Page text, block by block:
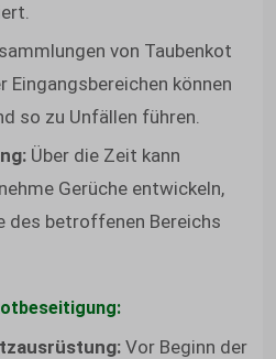
von Taubenkot
Eingangsbereichen können
so zu Unfällen führen.
Über die Zeit kann
Gerüche entwickeln,
des betroffenen Bereichs
Vor Beginn der